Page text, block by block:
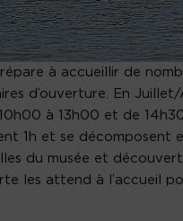
à accueillir de
d’ouverture. En
à 13h00 et de
1h et se décomposent
du musée et
les attend à l’accueil